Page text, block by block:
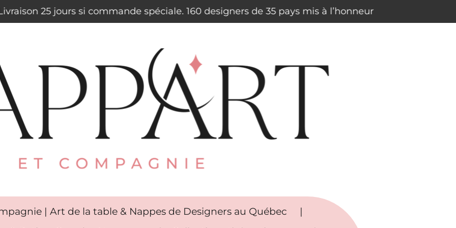
25 jours si commande spéciale. 160 designers de 35 pays mis à l’honneur
| Art de la table & Nappes de Designers au Québec